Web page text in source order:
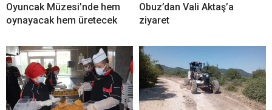
Oyuncak Müzesi’nde hem
oynayacak hem üretecek
Obuz’dan Vali Aktaş’a
ziyaret